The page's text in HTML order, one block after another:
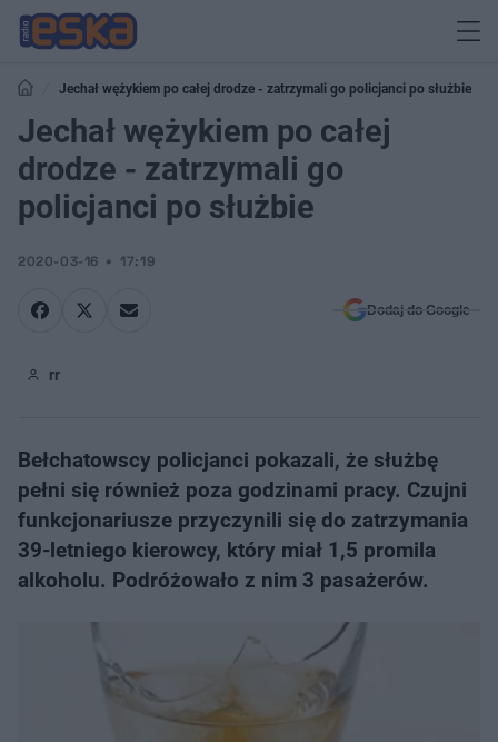
Jechał wężykiem po całej drodze - zatrzymali go policjanci po służbie
Jechał wężykiem po całej
drodze - zatrzymali go
policjanci po służbie
2020-03-16 17:19
Dodaj do Google
rr
Bełchatowscy policjanci pokazali, że służbę
pełni się również poza godzinami pracy. Czujni
funkcjonariusze przyczynili się do zatrzymania
39-letniego kierowcy, który miał 1,5 promila
alkoholu. Podróżowało z nim 3 pasażerów.